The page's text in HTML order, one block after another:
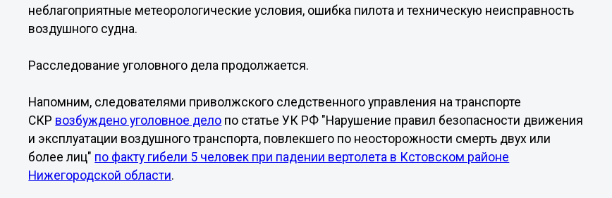
неблагоприятные метеорологические условия, ошибка пилота и техническую неисправность
воздушного судна.
Расследование уголовного дела продолжается.
Напомним, следователями приволжского следственного управления на транспорте
СКР возбуждено уголовное дело по статье УК РФ "Нарушение правил безопасности движения
и эксплуатации воздушного транспорта, повлекшего по неосторожности смерть двух или
более лиц" по факту гибели 5 человек при падении вертолета в Кстовском районе
Нижегородской области.